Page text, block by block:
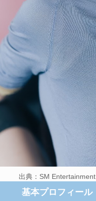
出典：SM Entertainment
基本プロフィール